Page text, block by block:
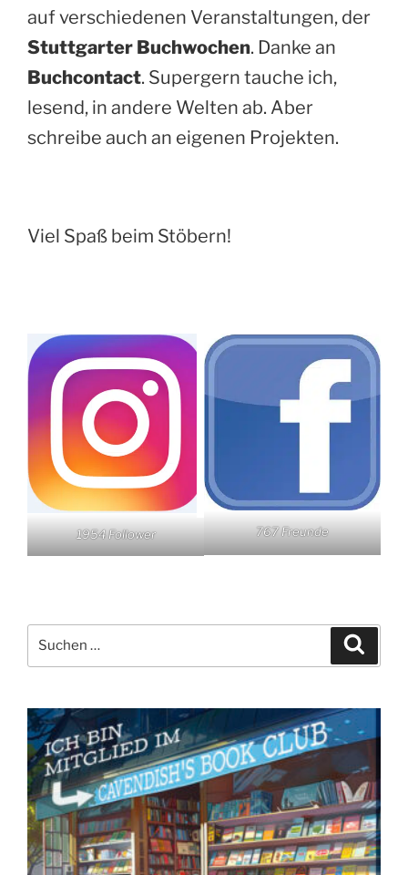
auf verschiedenen Veranstaltungen, der
Stuttgarter Buchwochen. Danke an
Buchcontact. Supergern tauche ich,
lesend, in andere Welten ab. Aber
schreibe auch an eigenen Projekten.
Viel Spaß beim Stöbern!
1954 Follower 767 Freunde
nach: